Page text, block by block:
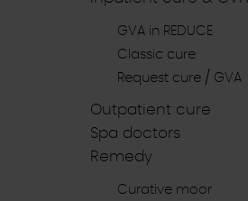
GVA in REDUCE
Classic cure
Request cure / GVA
Outpatient cure
Spa doctors
Remedy
Curative moor